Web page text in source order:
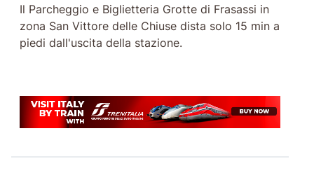
Il Parcheggio e Biglietteria Grotte di Frasassi in
zona San Vittore delle Chiuse dista solo 15 min a
piedi dall'uscita della stazione.